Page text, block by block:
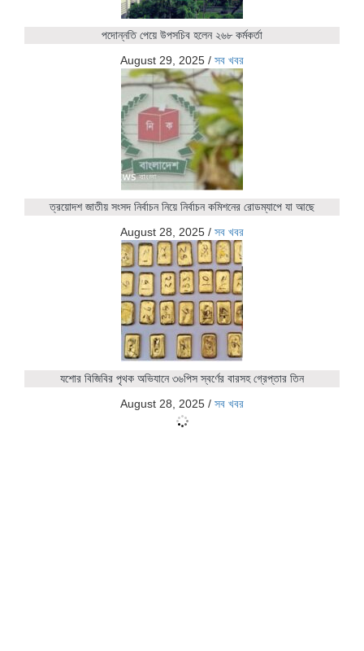
পদোন্নতি পেয়ে উপসচিব হলেন ২৬৮ কর্মকর্তা
August 29, 2025 / সব খবর
ত্রয়োদশ জাতীয় সংসদ নির্বাচন নিয়ে নির্বাচন কমিশনের রোডম্যাপে যা আছে
August 28, 2025 / সব খবর
যশোর বিজিবির পৃথক অভিযানে ৩৬পিস স্বর্ণের বারসহ গ্রেপ্তার তিন
August 28, 2025 / সব খবর